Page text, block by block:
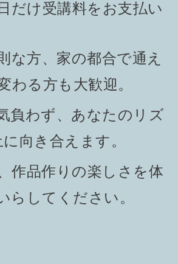
だけ受講料をお支払い
な方、家の都合で通え
わる方も大歓迎。
負わず、あなたのリズ
向き合えます。
作品作りの楽しさを体
らしてください。